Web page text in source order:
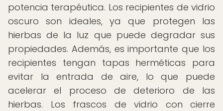
potencia terapéutica. Los recipientes de vidrio
oscuro son ideales, ya que protegen las
hierbas de la luz que puede degradar sus
propiedades. Además, es importante que los
recipientes tengan tapas herméticas para
evitar la entrada de aire, lo que puede
acelerar el proceso de deterioro de las
hierbas. Los frascos de vidrio con cierre